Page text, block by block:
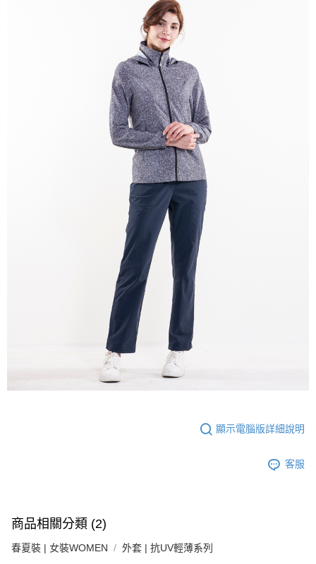
顯示電腦版詳細說明
客服
商品相關分類 (2)
春夏裝 | 女裝WOMEN 外套 | 抗UV輕薄系列